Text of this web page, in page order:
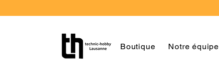
Boutique Notre équipe